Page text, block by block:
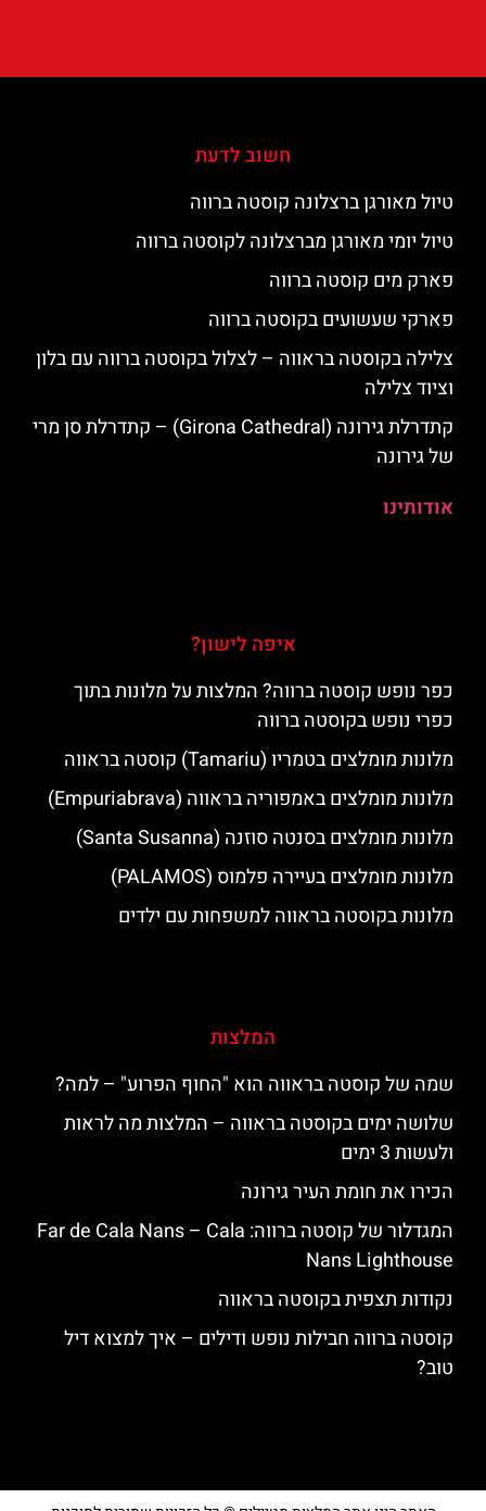
חשוב לדעת
טיול מאורגן ברצלונה קוסטה ברווה
טיול יומי מאורגן מברצלונה לקוסטה ברווה
פארק מים קוסטה ברווה
פארקי שעשועים בקוסטה ברווה
צלילה בקוסטה בראווה – לצלול בקוסטה ברווה עם בלון
וציוד צלילה
קתדרלת גירונה (Girona Cathedral) – קתדרלת סן מרי
של גירונה
אודותינו
איפה לישון?
כפר נופש קוסטה ברווה? המלצות על מלונות בתוך
כפרי נופש בקוסטה ברווה
מלונות מומלצים בטמריו (Tamariu) קוסטה בראווה
מלונות מומלצים באמפוריה בראווה (Empuriabrava)
מלונות מומלצים בסנטה סוזנה (Santa Susanna)
מלונות מומלצים בעיירה פלמוס (PALAMOS)
מלונות בקוסטה בראווה למשפחות עם ילדים
המלצות
שמה של קוסטה בראווה הוא "החוף הפרוע" – למה?
שלושה ימים בקוסטה בראווה – המלצות מה לראות
ולעשות 3 ימים
הכירו את חומת העיר גירונה
המגדלור של קוסטה ברווה: ‪‪Far de Cala Nans – Cala
Nans Lighthouse‬‬
נקודות תצפית בקוסטה בראווה
קוסטה ברווה חבילות נופש ודילים – איך למצוא דיל
טוב?